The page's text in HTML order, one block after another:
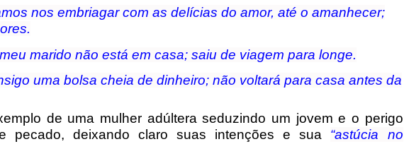
nos embriagar com as delícias do amor, até o amanhecer;
marido não está em casa; saiu de viagem para longe.
uma bolsa cheia de dinheiro; não voltará para casa antes da
de uma mulher adúltera seduzindo um jovem e o perigo
pecado, deixando claro suas intenções e sua “astúcia no